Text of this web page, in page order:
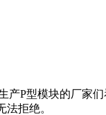
产P型模块的厂家
拒绝。